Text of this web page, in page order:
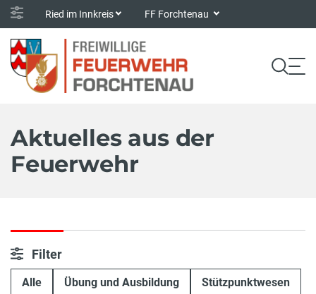
Ried im Innkreis FF Forchtenau
Aktuelles aus der
Feuerwehr
Filter
Alle Übung und Ausbildung Stützpunktwesen